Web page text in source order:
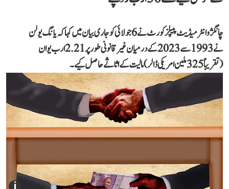
چانگژو انٹرمیڈیٹ پیپلز کورٹ نے 6 جولائی کو جاری بیان میں کہا کہ یانگ یولن
نے 1993 سے 2023 کے درمیان غیر قانونی طور پر 2.21 ارب یوان
(تقریباً 325 ملین امریکی ڈالر) مالیت کے اثاثے حاصل کیے۔
i